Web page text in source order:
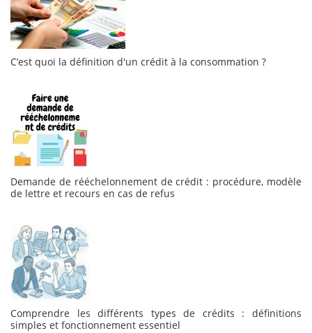
C’est quoi la définition d'un crédit à la consommation ?
Demande de rééchelonnement de crédit : procédure, modèle
de lettre et recours en cas de refus
Comprendre les différents types de crédits : définitions
simples et fonctionnement essentiel